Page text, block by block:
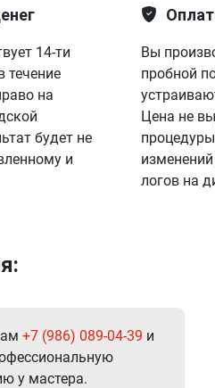
14-ти
течение
на
будет не
и
Вы
пробной
Цена не
логов на
+7 (986) 089-04-39 и
у мастера.